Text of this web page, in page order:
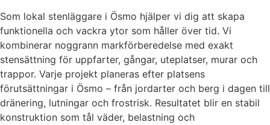
Som lokal stenläggare i Ösmo hjälper vi dig att skapa
funktionella och vackra ytor som håller över tid. Vi
kombinerar noggrann markförberedelse med exakt
stensättning för uppfarter, gångar, uteplatser, murar och
trappor. Varje projekt planeras efter platsens
förutsättningar i Ösmo – från jordarter och berg i dagen till
dränering, lutningar och frostrisk. Resultatet blir en stabil
konstruktion som tål väder, belastning och